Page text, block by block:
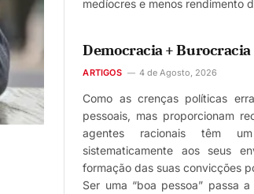
medíocres e menos rendimento
Democracia +
ARTIGOS 4 de Agosto, 2026
Como as crenças políticas
pessoais, mas proporcionam
agentes racionais têm
sistematicamente aos seus
formação das suas convicções
Ser uma “boa pessoa” passa